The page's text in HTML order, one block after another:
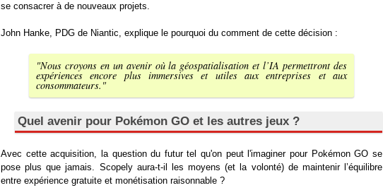
se consacrer à de nouveaux projets.
John Hanke, PDG de Niantic, explique le pourquoi du comment de cette décision :
"Nous croyons en un avenir où la géospatialisation et l’IA permettront des
expériences encore plus immersives et utiles aux entreprises et aux
consommateurs."
Quel avenir pour Pokémon GO et les autres jeux ?
Avec cette acquisition, la question du futur tel qu'on peut l'imaginer pour Pokémon GO se
pose plus que jamais. Scopely aura-t-il les moyens (et la volonté) de maintenir l’équilibre
entre expérience gratuite et monétisation raisonnable ?